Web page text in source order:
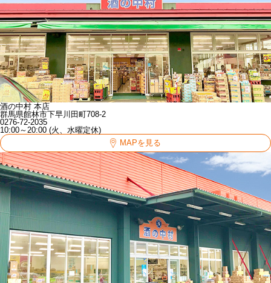
酒の中村 本店
群馬県館林市下早川田町708-2
0276-72-2035
10:00～20:00 (火、水曜定休)
MAPを見る